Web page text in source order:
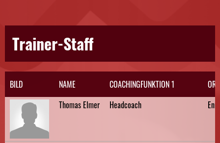
Trainer-Staff
BILD NAME COACHINGFUNKTION 1
ORT
Thomas Elmer
Headcoach